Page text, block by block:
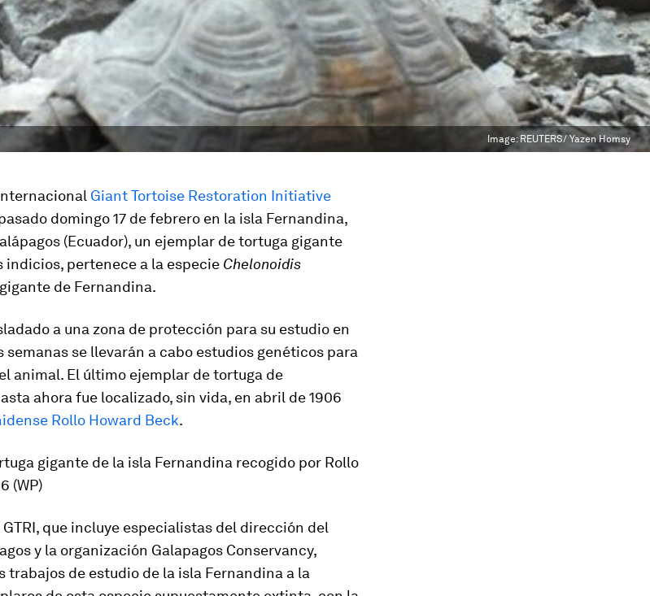
Image: REUTERS/ Yazen Homsy
Giant Tortoise Restoration Initiative
domingo 17 de febrero en la isla Fernandina,
(Ecuador), un ejemplar de tortuga gigante
indicios, pertenece a la especie Chelonoidis
de Fernandina.
a una zona de protección para su estudio en
semanas se llevarán a cabo estudios genéticos para
animal. El último ejemplar de tortuga de
ahora fue localizado, sin vida, en abril de 1906
Rollo Howard Beck.
gigante de la isla Fernandina recogido por Rollo
(WP)
que incluye especialistas del dirección del
y la organización Galapagos Conservancy,
de estudio de la isla Fernandina a la